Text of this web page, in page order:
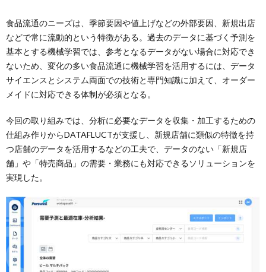
食品流通のニーズは、季節要因や値上げなどの外部要因、新規出店
などで常に流動的という特徴がある。過去のデータに基づく予測を
基本とする機械学習では、参考となるデータがない場合に対応でき
ないため、変化の多い食品流通に機械学習を活用するには、データ
サイエンスとシステム両面での技術と専門知識に加えて、オーダー
メイドに対応できる体制が必須となる。
今回の取り組みでは、分析に必要なデータを収集・加工するための
仕組み作りからDATAFLUCTが支援し、新規店舗に類似の特徴を持
つ店舗のデータを活用するなどの工夫で、データのない「新規店
舗」や「特売商品」の需要・業務にも対応できるソリューションを
実現した。